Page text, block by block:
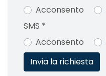
Acconsento
SMS *
Acconsento